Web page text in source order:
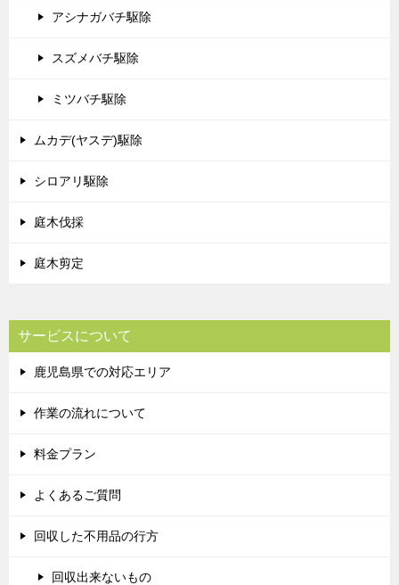
アシナガバチ駆除
スズメバチ駆除
ミツバチ駆除
ムカデ(ヤスデ)駆除
シロアリ駆除
庭木伐採
庭木剪定
サービスについて
鹿児島県での対応エリア
作業の流れについて
料金プラン
よくあるご質問
回収した不用品の行方
回収出来ないもの